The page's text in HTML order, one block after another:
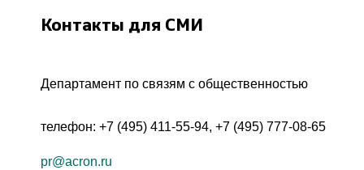
Контакты для СМИ
Департамент по связям с общественностью
телефон: +7 (495) 411-55-94, +7 (495) 777-08-65
pr@acron.ru